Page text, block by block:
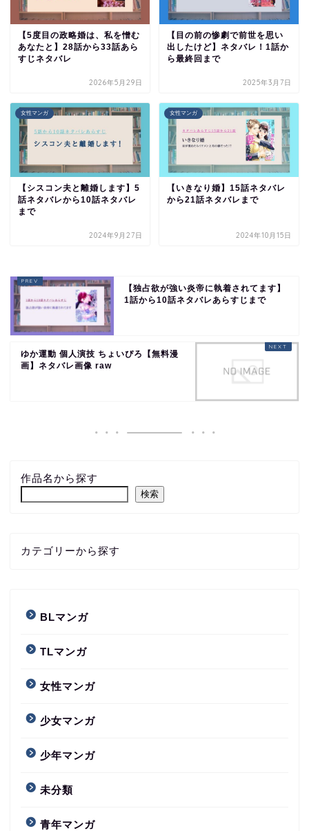
【5度目の政略婚は、私を憎む
あなたと】28話から33話あら
すじネタバレ
2026年5月29日
【目の前の惨劇で前世を思い
出したけど】ネタバレ！1話か
ら最終回まで
2025年3月7日
女性マンガ
【シスコン夫と離婚します】5
話ネタバレから10話ネタバレ
まで
2024年9月27日
女性マンガ
【いきなり婚】15話ネタバレ
から21話ネタバレまで
2024年10月15日
【独占欲が強い炎帝に執着されてます】
1話から10話ネタバレあらすじまで
ゆか運動 個人演技 ちょいぴろ【無料漫
画】ネタバレ画像 raw
作品名から探す
検索
カテゴリーから探す
BLマンガ
TLマンガ
女性マンガ
少女マンガ
少年マンガ
未分類
青年マンガ